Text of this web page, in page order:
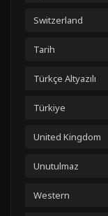
Switzerland
Tarih
Türkçe Altyazılı
Türkiye
United Kingdom
Unutulmaz
Western